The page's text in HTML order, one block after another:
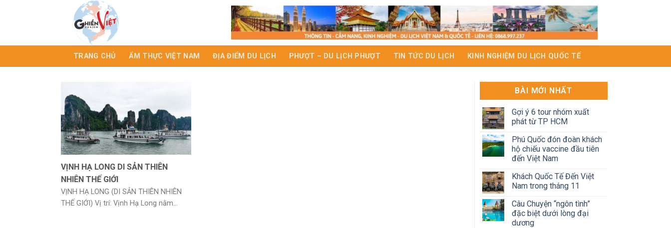
TRANG CHỦ ẨM THỰC VIỆT NAM ĐỊA ĐIỂM DU LỊCH PHƯỢT – DU LỊCH PHƯỢT TIN TỨC DU LỊCH KINH NGHIỆM DU LỊCH QUỐC TẾ
VỊNH HẠ LONG DI SẢN THIÊN
NHIÊN THẾ GIỚI
VỊNH HẠ LONG (DI SẢN THIÊN NHIÊN
THẾ GIỚI) Vị trí: Vịnh Hạ Long nằm...
BÀI MỚI NHẤT
Gợi ý 6 tour nhóm xuất
phát từ TP HCM
Phú Quốc đón đoàn khách
hộ chiếu vaccine đầu tiên
đến Việt Nam
Khách Quốc Tế Đến Việt
Nam trong tháng 11
Câu Chuyện “ngôn tình”
đặc biệt dưới lòng đại
dương